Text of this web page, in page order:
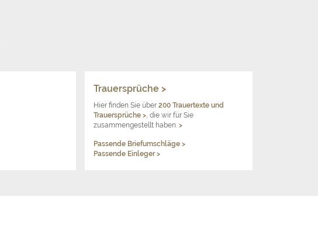
Trauersprüche >
Hier finden Sie über 200 Trauertexte und
Trauersprüche >, die wir für Sie
zusammengestellt haben. >
Passende Briefumschläge >
Passende Einleger >